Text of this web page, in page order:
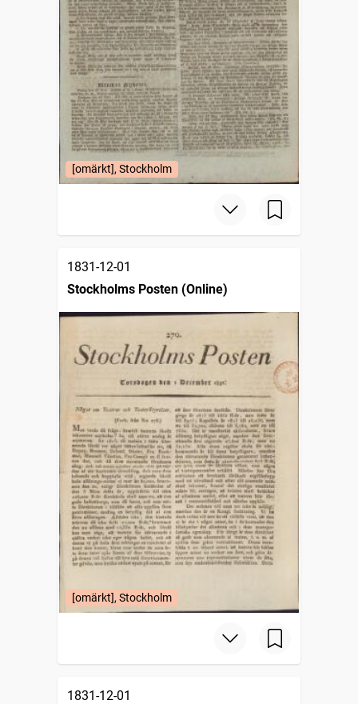
[omärkt], Stockholm
1831-12-01
Stockholms Posten (Online)
[omärkt], Stockholm
1831-12-01